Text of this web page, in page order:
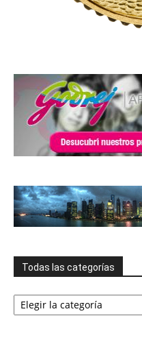
Todas las categorías
Todas
las